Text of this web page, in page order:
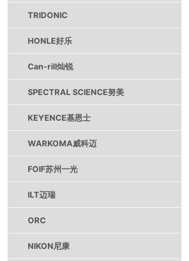
TRIDONIC
HONLE好乐
Can-rill灿锐
SPECTRAL SCIENCE努美
KEYENCE基恩士
WARKOMA威科迈
FOIF苏州一光
ILT迈瑞
ORC
NIKON尼康